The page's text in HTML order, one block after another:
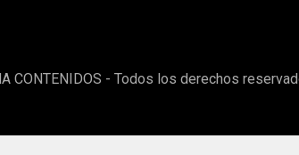
CONTENIDOS - Todos los derechos